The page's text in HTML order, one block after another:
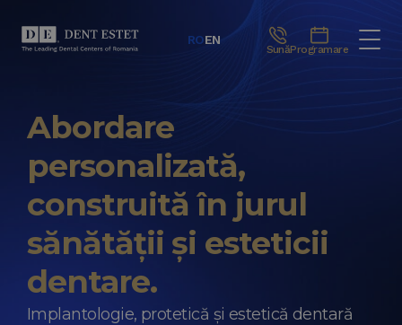
ROEN
SunăProgramare
Abordare
personalizată,
construită în jurul
sănătății și esteticii
dentare.
Implantologie, protetică și estetică dentară